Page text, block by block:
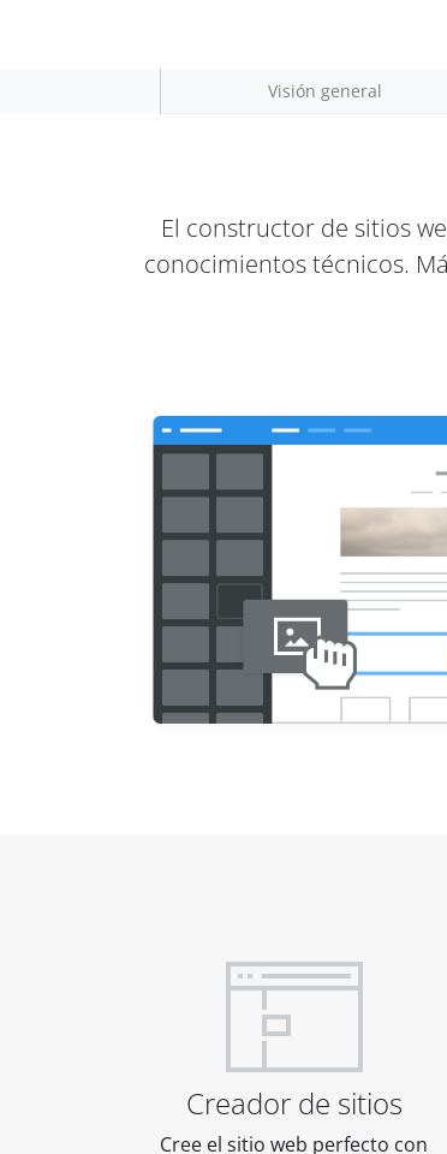
Visión general
El constructor de sitios
conocimientos técnicos.
Creador de sitios
Cree el sitio web perfecto con